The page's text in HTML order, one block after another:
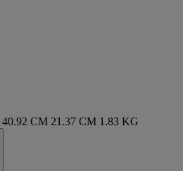
40.92 CM 21.37 CM 1.83 KG